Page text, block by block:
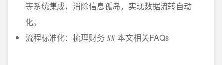
等系统集成，消除信息孤岛，实现数据流转自动
化。
流程标准化：梳理财务 ## 本文相关FAQs